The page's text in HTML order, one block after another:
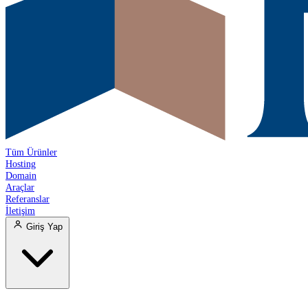
Tüm Ürünler
Hosting
Domain
Araçlar
Referanslar
İletişim
Giriş Yap